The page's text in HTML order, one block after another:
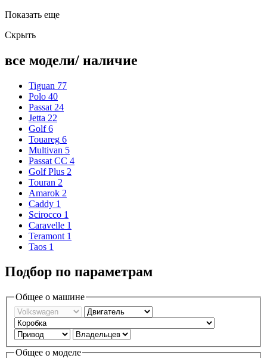
Показать еще
Скрыть
все модели/ наличие
Tiguan 77
Polo 40
Passat 24
Jetta 22
Golf 6
Touareg 6
Multivan 5
Passat CC 4
Golf Plus 2
Touran 2
Amarok 2
Caddy 1
Scirocco 1
Caravelle 1
Teramont 1
Taos 1
Подбор по параметрам
Общее о машине
Общее о моделе